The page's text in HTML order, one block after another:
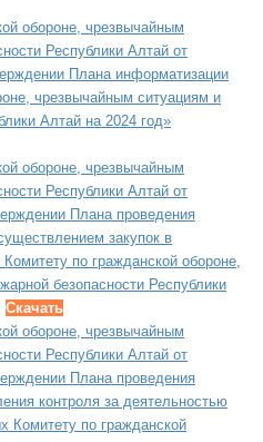
обороне, чрезвычайным
Республики Алтай от
Плана информатизации
чрезвычайным ситуациям и
Алтай на 2024 год»
обороне, чрезвычайным
Республики Алтай от
Плана проведения
закупок в
по гражданской обороне,
безопасности Республики
Скачать
обороне, чрезвычайным
Республики Алтай от
Плана проведения
контроля за деятельностью
Комитету по гражданской